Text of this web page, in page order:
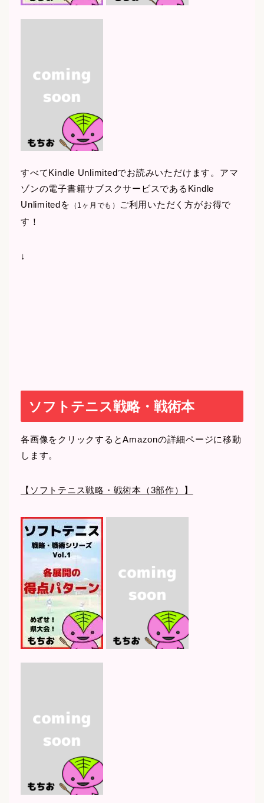
すべてKindle Unlimitedでお読みいただけます。アマ
ゾンの電子書籍サブスクサービスであるKindle
Unlimitedを
（1ヶ月でも）
ご利用いただく方がお得で
す！
↓
ソフトテニス戦略・戦術本
各画像をクリックするとAmazonの詳細ページに移動
します。
【ソフトテニス戦略・戦術本（3部作）】